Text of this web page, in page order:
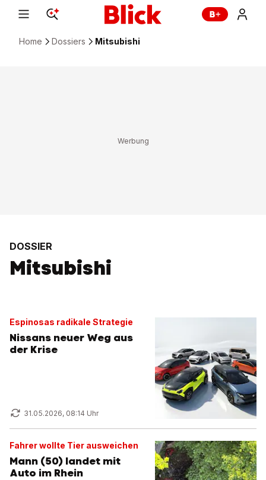
Home Dossiers Mitsubishi
DOSSIER
Mitsubishi
Espinosas radikale Strategie
Nissans neuer Weg aus
der Krise
31.05.2026, 08:14 Uhr
Fahrer wollte Tier ausweichen
Mann (50) landet mit
Auto im Rhein